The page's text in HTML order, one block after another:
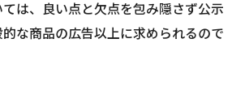
は、良い点と欠点を包み隠さず公示
な商品の広告以上に求められるので